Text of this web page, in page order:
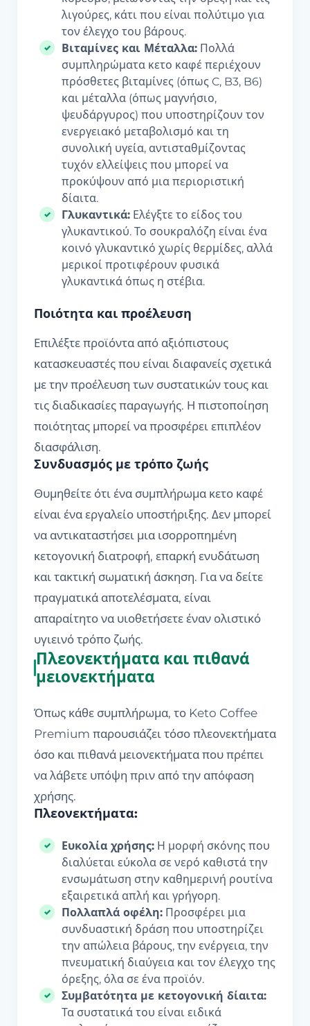
λιγούρες, κάτι που είναι πολύτιμο για
τον έλεγχο του βάρους.
Βιταμίνες και Μέταλλα: Πολλά
συμπληρώματα κετο καφέ περιέχουν
πρόσθετες βιταμίνες (όπως C, B3, B6)
και μέταλλα (όπως μαγνήσιο,
ψευδάργυρος) που υποστηρίζουν τον
ενεργειακό μεταβολισμό και τη
συνολική υγεία, αντισταθμίζοντας
τυχόν ελλείψεις που μπορεί να
προκύψουν από μια περιοριστική
δίαιτα.
Γλυκαντικά: Ελέγξτε το είδος του
γλυκαντικού. Το σουκραλόζη είναι ένα
κοινό γλυκαντικό χωρίς θερμίδες, αλλά
μερικοί προτιφέρουν φυσικά
γλυκαντικά όπως η στέβια.
Ποιότητα και προέλευση
Επιλέξτε προϊόντα από αξιόπιστους
κατασκευαστές που είναι διαφανείς σχετικά
με την προέλευση των συστατικών τους και
τις διαδικασίες παραγωγής. Η πιστοποίηση
ποιότητας μπορεί να προσφέρει επιπλέον
διασφάλιση.
Συνδυασμός με τρόπο ζωής
Θυμηθείτε ότι ένα συμπλήρωμα κετο καφέ
είναι ένα εργαλείο υποστήριξης. Δεν μπορεί
να αντικαταστήσει μια ισορροπημένη
κετογονική διατροφή, επαρκή ενυδάτωση
και τακτική σωματική άσκηση. Για να δείτε
πραγματικά αποτελέσματα, είναι
απαραίτητο να υιοθετήσετε έναν ολιστικό
υγιεινό τρόπο ζωής.
Πλεονεκτήματα και πιθανά
μειονεκτήματα
Όπως κάθε συμπλήρωμα, το Keto Coffee
Premium παρουσιάζει τόσο πλεονεκτήματα
όσο και πιθανά μειονεκτήματα που πρέπει
να λάβετε υπόψη πριν από την απόφαση
χρήσης.
Πλεονεκτήματα:
Ευκολία χρήσης: Η μορφή σκόνης που
διαλύεται εύκολα σε νερό καθιστά την
ενσωμάτωση στην καθημερινή ρουτίνα
εξαιρετικά απλή και γρήγορη.
Πολλαπλά οφέλη: Προσφέρει μια
συνδυαστική δράση που υποστηρίζει
την απώλεια βάρους, την ενέργεια, την
πνευματική διαύγεια και τον έλεγχο της
όρεξης, όλα σε ένα προϊόν.
Συμβατότητα με κετογονική δίαιτα:
Τα συστατικά του είναι ειδικά